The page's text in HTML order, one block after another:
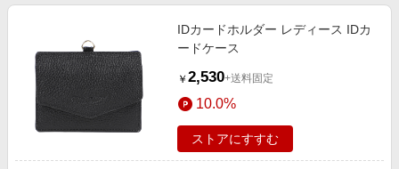
旅行・レジャー・ホテル予約
金融・マネー・保険
デジタルコンテンツ
ビジネス・その他サービス
Apple公式サイト×楽天カード分割払い
Qoo10メガポ
IDカードホルダー レディース IDカ
ードケース
￥ 2,530+送料固定
10.0%
ストアにすすむ